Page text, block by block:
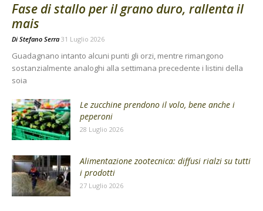
Fase di stallo per il grano duro, rallenta il
mais
Di Stefano Serra 31 Luglio 2026
Guadagnano intanto alcuni punti gli orzi, mentre rimangono
sostanzialmente analoghi alla settimana precedente i listini della
soia
Le zucchine prendono il volo, bene anche i
peperoni
28 Luglio 2026
Alimentazione zootecnica: diffusi rialzi su tutti
i prodotti
27 Luglio 2026